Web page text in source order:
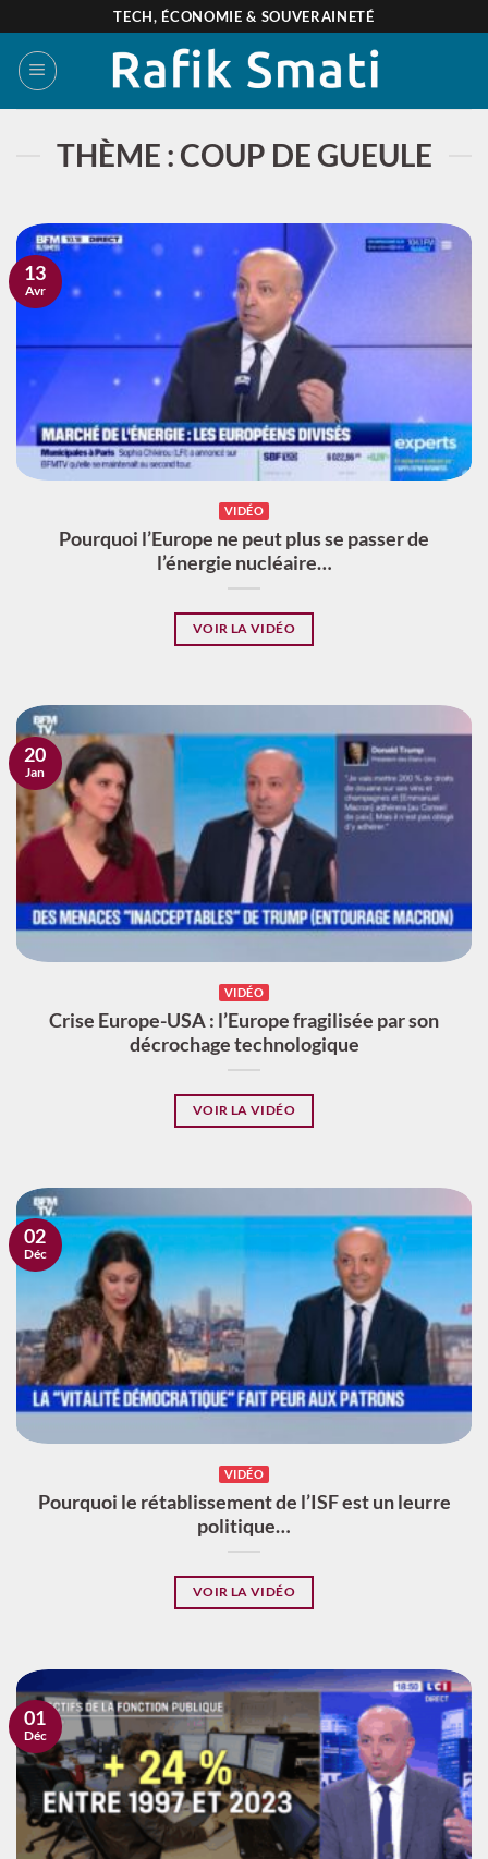
contenu
TECH, ÉCONOMIE & SOUVERAINETÉ
THÈME : COUP DE GUEULE
VIDÉO
Pourquoi l’Europe ne peut plus se passer de
l’énergie nucléaire…
VOIR LA VIDÉO
13
Avr
VIDÉO
Crise Europe-USA : l’Europe fragilisée par son
décrochage technologique
VOIR LA VIDÉO
20
Jan
VIDÉO
Pourquoi le rétablissement de l’ISF est un leurre
politique…
VOIR LA VIDÉO
02
Déc
01
Déc